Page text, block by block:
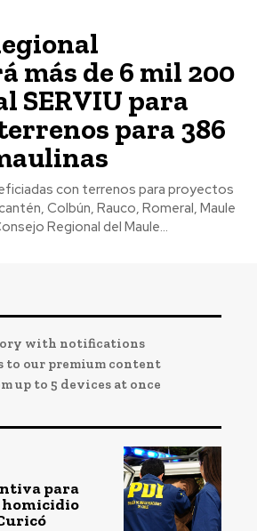
más de 6 mil 200
SERVIU para
para 386
Colbún, Rauco, Romeral, Maule
El Consejo Regional del Maule...
with notifications
to our premium content
up to 5 devices at once
para